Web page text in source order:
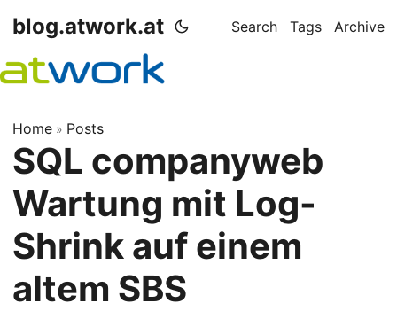
blog.atwork.at Search Tags Archive
Home » Posts
SQL companyweb
Wartung mit Log-
Shrink auf einem
altem SBS